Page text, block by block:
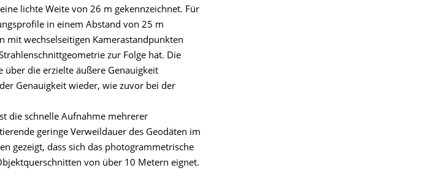
lichte Weite von 26 m gekennzeichnet. Für
in einem Abstand von 25 m
wechselseitigen Kamerastandpunkten
zur Folge hat. Die
über die erzielte äußere Genauigkeit
Genauigkeit wieder, wie zuvor bei der
die schnelle Aufnahme mehrerer
geringe Verweildauer des Geodäten im
gezeigt, dass sich das photogrammetrische
von über 10 Metern eignet.